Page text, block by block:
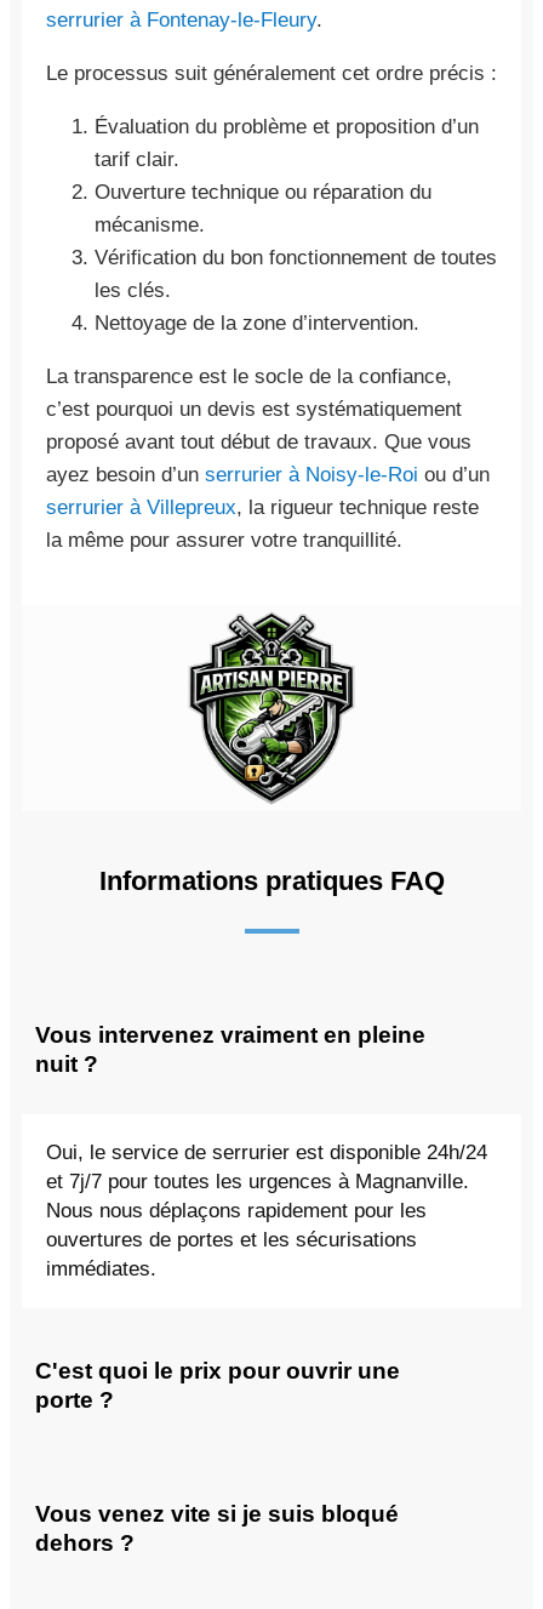
serrurier à Fontenay-le-Fleury.
Le processus suit généralement cet ordre précis :
Évaluation du problème et proposition d’un
tarif clair.
Ouverture technique ou réparation du
mécanisme.
Vérification du bon fonctionnement de toutes
les clés.
Nettoyage de la zone d’intervention.
La transparence est le socle de la confiance,
c’est pourquoi un devis est systématiquement
proposé avant tout début de travaux. Que vous
ayez besoin d’un serrurier à Noisy-le-Roi ou d’un
serrurier à Villepreux, la rigueur technique reste
la même pour assurer votre tranquillité.
Informations pratiques FAQ
Vous intervenez vraiment en pleine
nuit ?
Oui, le service de serrurier est disponible 24h/24
et 7j/7 pour toutes les urgences à Magnanville.
Nous nous déplaçons rapidement pour les
ouvertures de portes et les sécurisations
immédiates.
C'est quoi le prix pour ouvrir une
porte ?
Vous venez vite si je suis bloqué
dehors ?